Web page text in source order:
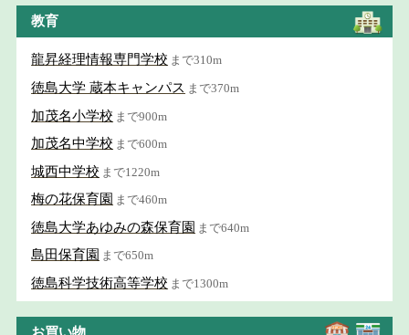
教育
龍昇経理情報専門学校 まで310m
徳島大学 蔵本キャンパス まで370m
加茂名小学校 まで900m
加茂名中学校 まで600m
城西中学校 まで1220m
梅の花保育園 まで460m
徳島大学あゆみの森保育園 まで640m
島田保育園 まで650m
徳島科学技術高等学校 まで1300m